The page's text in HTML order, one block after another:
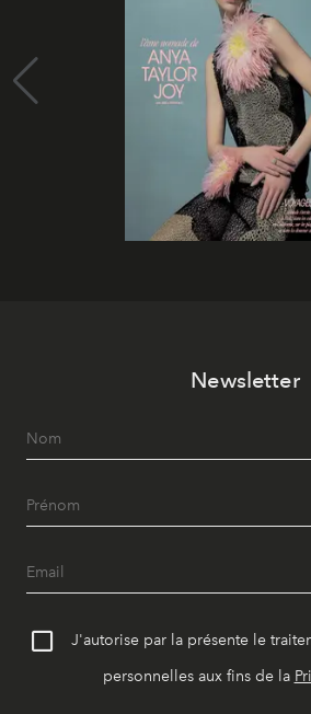
Newsletter
J'autorise par la présente le
personnelles aux fins de la